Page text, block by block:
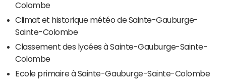
Colombe
Climat et historique météo de Sainte-Gauburge-
Sainte-Colombe
Classement des lycées à Sainte-Gauburge-Sainte-
Colombe
Ecole primaire à Sainte-Gauburge-Sainte-Colombe